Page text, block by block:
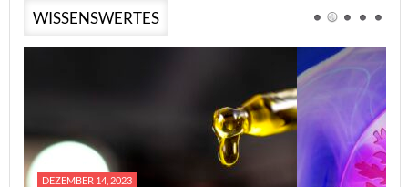
WISSENSWERTES
DEZEMBER 14, 2023